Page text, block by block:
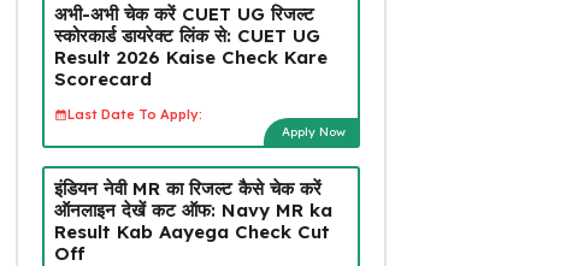
अभी-अभी चेक करें CUET UG रिजल्ट
स्कोरकार्ड डायरेक्ट लिंक से: CUET UG
Result 2026 Kaise Check Kare
Scorecard
Last Date To Apply:
Apply Now
इंडियन नेवी MR का रिजल्ट कैसे चेक करें
ऑनलाइन देखें कट ऑफ: Navy MR ka
Result Kab Aayega Check Cut
Off